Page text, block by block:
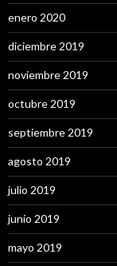
enero 2020
diciembre 2019
noviembre 2019
octubre 2019
septiembre 2019
agosto 2019
julio 2019
junio 2019
mayo 2019